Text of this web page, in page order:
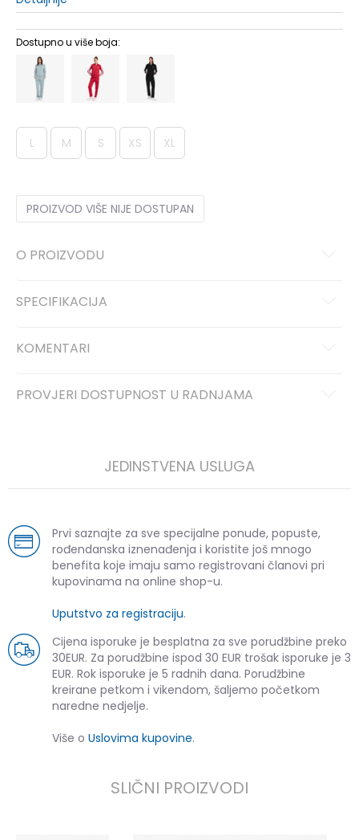
Dostupno u više boja:
L M S XS XL
PROIZVOD VIŠE NIJE DOSTUPAN
O PROIZVODU
SPECIFIKACIJA
KOMENTARI
PROVJERI DOSTUPNOST U RADNJAMA
JEDINSTVENA USLUGA
Prvi saznajte za sve specijalne ponude, popuste,
rođendanska iznenađenja i koristite još mnogo
benefita koje imaju samo registrovani članovi pri
kupovinama na online shop-u.
Uputstvo za registraciju.
Cijena isporuke je besplatna za sve porudžbine preko
30EUR. Za porudžbine ispod 30 EUR trošak isporuke je 3
EUR. Rok isporuke je 5 radnih dana. Porudžbine
kreirane petkom i vikendom, šaljemo početkom
naredne nedjelje.
Više o Uslovima kupovine.
SLIČNI PROIZVODI